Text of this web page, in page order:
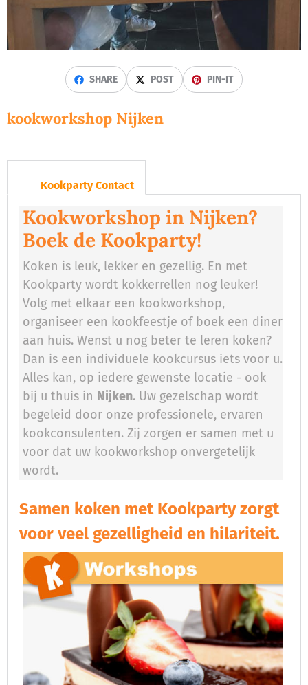
SHARE POST PIN-IT
kookworkshop Nijken
Kookparty Contact
Kookworkshop in Nijken?
Boek de Kookparty!
Koken is leuk, lekker en gezellig. En met
Kookparty wordt kokkerrellen nog leuker!
Volg met elkaar een kookworkshop,
organiseer een kookfeestje of boek een diner
aan huis. Wenst u nog beter te leren koken?
Dan is een individuele kookcursus iets voor u.
Alles kan, op iedere gewenste locatie - ook
bij u thuis in Nijken. Uw gezelschap wordt
begeleid door onze professionele, ervaren
kookconsulenten. Zij zorgen er samen met u
voor dat uw kookworkshop onvergetelijk
wordt.
Samen koken met Kookparty zorgt
voor veel gezelligheid en hilariteit.